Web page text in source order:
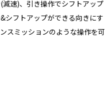
速)、引き操作でシフトアップ
シフトアップができる向きにす
スミッションのような操作を可